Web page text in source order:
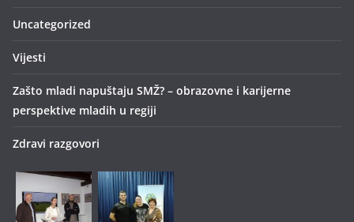
Uncategorized
Vijesti
Zašto mladi napuštaju SMŽ? – obrazovne i karijerne
perspektive mladih u regiji
Zdravi razgovori